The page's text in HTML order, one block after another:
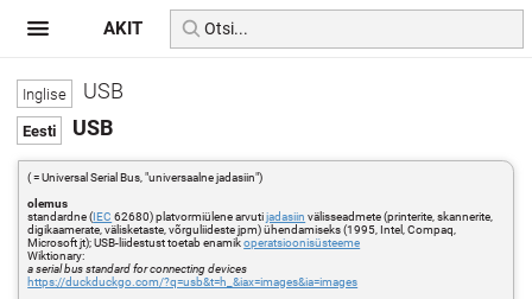
USB
USB
( = Universal Serial Bus, "universaalne jadasiin")
olemus
standardne (IEC 62680) platvormiülene arvutijadasiin välisseadmete (printerite, skannerite,
digikaamerate, välisketaste, võrguliideste jpm) ühendamiseks (1995, Intel, Compaq,
Microsoft jt); USB-liidestust toetab enamikoperatsioonisüsteeme
Wiktionary:
a serial bus standard for connecting devices
https://duckduckgo.com/?q=usb&t=h_&iax=images&ia=images
AKIT